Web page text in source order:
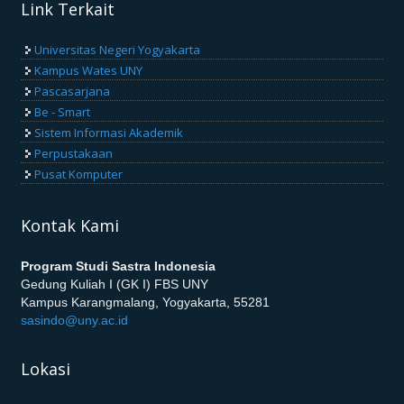
Link Terkait
Universitas Negeri Yogyakarta
Kampus Wates UNY
Pascasarjana
Be - Smart
Sistem Informasi Akademik
Perpustakaan
Pusat Komputer
Kontak Kami
Program Studi Sastra Indonesia
Gedung Kuliah I (GK I) FBS UNY
Kampus Karangmalang, Yogyakarta, 55281
sasindo@uny.ac.id
Lokasi